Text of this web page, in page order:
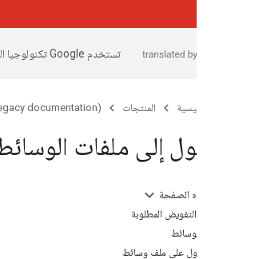
تستخدم Google تكنولوجيا الذكاء الاصطناعي لترجمة المحتوى إلى لغتك المفضّلة، وقد تتضمّن بعض الأخطاء.
الصفحة الرئيسية المنتجات documentation)
الوصول إلى ملفات
على هذه الصفحة
نطاقات التفويض المطلوبة
عناصر الوسائط
الحصول على ملف وسائط